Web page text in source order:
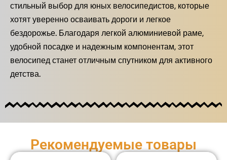
стильный выбор для юных велосипедистов, которые
хотят уверенно осваивать дороги и легкое
бездорожье. Благодаря легкой алюминиевой раме,
удобной посадке и надежным компонентам, этот
велосипед станет отличным спутником для активного
детства.
Рекомендуемые товары